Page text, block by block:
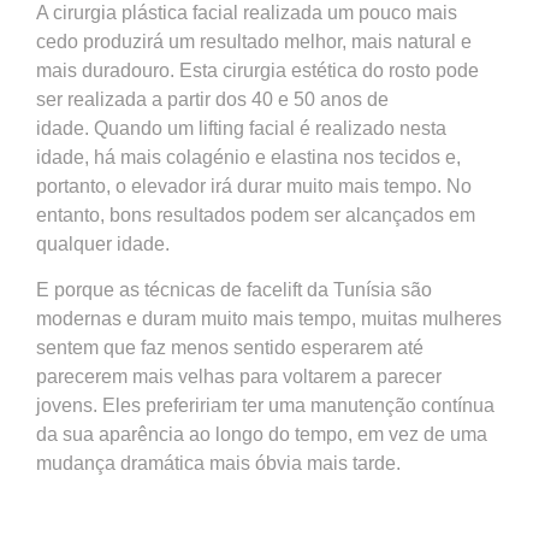
A cirurgia plástica facial realizada um pouco mais
cedo produzirá um resultado melhor, mais natural e
mais duradouro. Esta cirurgia estética do rosto pode
ser realizada a partir dos 40 e 50 anos de
idade. Quando um lifting facial é realizado nesta
idade, há mais colagénio e elastina nos tecidos e,
portanto, o elevador irá durar muito mais tempo. No
entanto, bons resultados podem ser alcançados em
qualquer idade.
E porque as técnicas de facelift da Tunísia são
modernas e duram muito mais tempo, muitas mulheres
sentem que faz menos sentido esperarem até
parecerem mais velhas para voltarem a parecer
jovens. Eles prefeririam ter uma manutenção contínua
da sua aparência ao longo do tempo, em vez de uma
mudança dramática mais óbvia mais tarde.